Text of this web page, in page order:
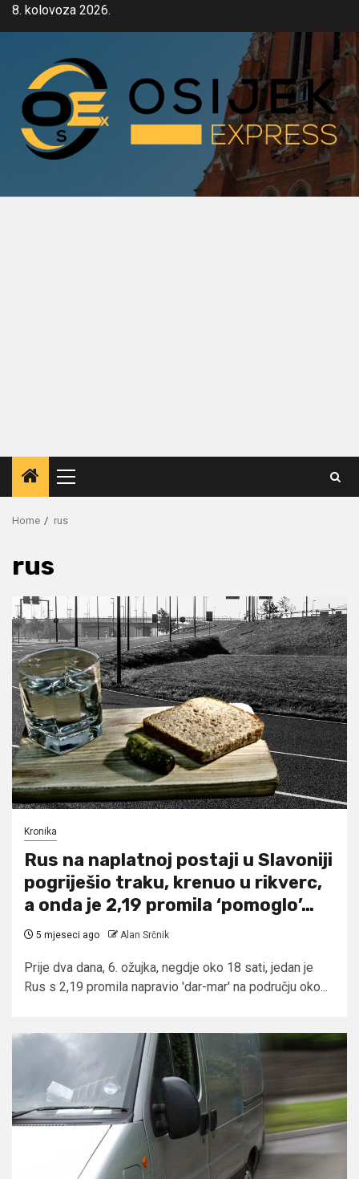
Skip8. kolovoza 2026.
Primary
Menu
Home rus
rus
Kronika
Rus na naplatnoj postaji u Slavoniji
pogriješio traku, krenuo u rikverc,
a onda je 2,19 promila ‘pomoglo’…
5 mjeseci ago Alan Srčnik
Prije dva dana, 6. ožujka, negdje oko 18 sati, jedan je
Rus s 2,19 promila napravio 'dar-mar' na području oko...